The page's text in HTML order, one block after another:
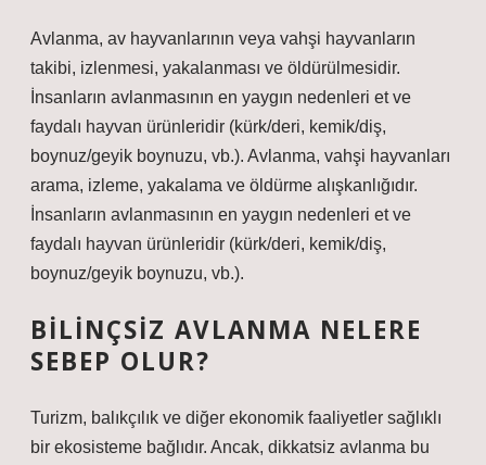
Avlanma, av hayvanlarının veya vahşi hayvanların
takibi, izlenmesi, yakalanması ve öldürülmesidir.
İnsanların avlanmasının en yaygın nedenleri et ve
faydalı hayvan ürünleridir (kürk/deri, kemik/diş,
boynuz/geyik boynuzu, vb.). Avlanma, vahşi hayvanları
arama, izleme, yakalama ve öldürme alışkanlığıdır.
İnsanların avlanmasının en yaygın nedenleri et ve
faydalı hayvan ürünleridir (kürk/deri, kemik/diş,
boynuz/geyik boynuzu, vb.).
BILINÇSIZ AVLANMA NELERE
SEBEP OLUR?
Turizm, balıkçılık ve diğer ekonomik faaliyetler sağlıklı
bir ekosisteme bağlıdır. Ancak, dikkatsiz avlanma bu